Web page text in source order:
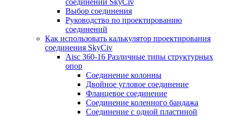
соединений SkyCiv
Выбор соединения
Руководство по проектированию
соединений
Как использовать калькулятор проектирования
соединения SkyCiv
Aisc 360-16 Различные типы структурных
опор
Соединение колонны
Двойное угловое соединение
Фланцевое соединение
Соединение коленного бандажа
Соединение с одной пластиной